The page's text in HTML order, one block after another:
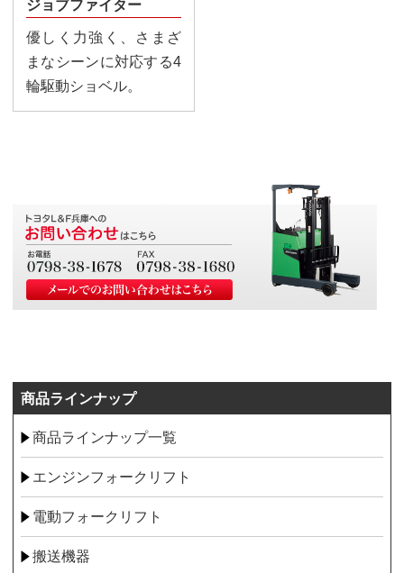
ジョブファイター
優しく力強く、さまざ
まなシーンに対応する4
輪駆動ショベル。
商品ラインナップ
商品ラインナップ一覧
エンジンフォークリフト
電動フォークリフト
搬送機器